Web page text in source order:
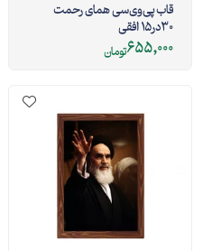
قاب پی‌وی‌سی همای رحمت
30در15 افقی
655,000تومان